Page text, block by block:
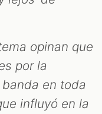
opinan que
por la
en toda
influyó en la